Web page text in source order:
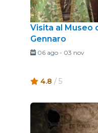
Visita al Museo
Gennaro
06 ago- 03 nov
4.8 / 5